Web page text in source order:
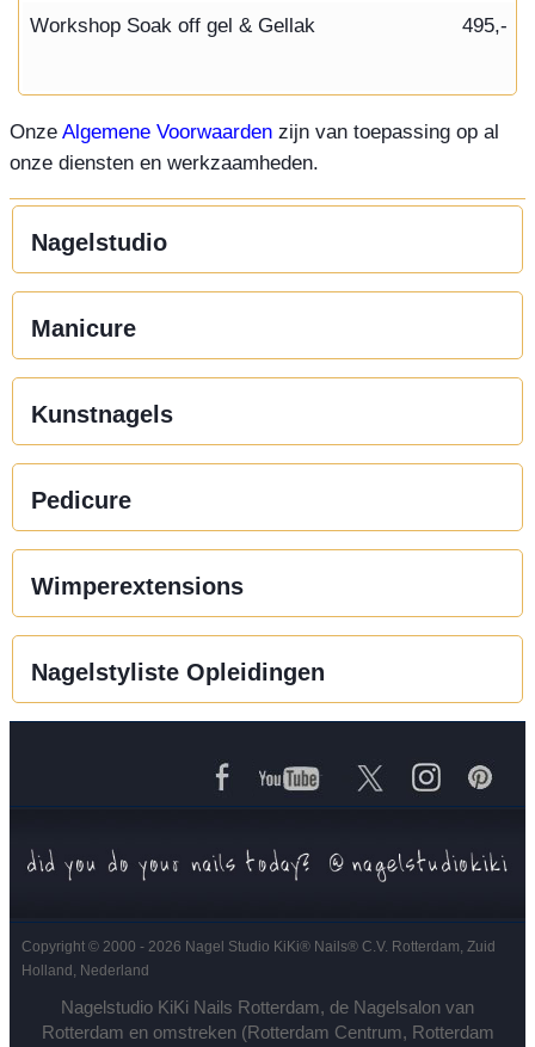
Workshop Soak off gel & Gellak 495,-
Onze Algemene Voorwaarden zijn van toepassing op al
onze diensten en werkzaamheden.
Nagelstudio
Manicure
Kunstnagels
Pedicure
Wimperextensions
Nagelstyliste Opleidingen
Copyright © 2000 - 2026 Nagel Studio KiKi® Nails® C.V. Rotterdam, Zuid
Holland, Nederland
Nagelstudio KiKi Nails Rotterdam, de Nagelsalon van
Rotterdam en omstreken (Rotterdam Centrum, Rotterdam